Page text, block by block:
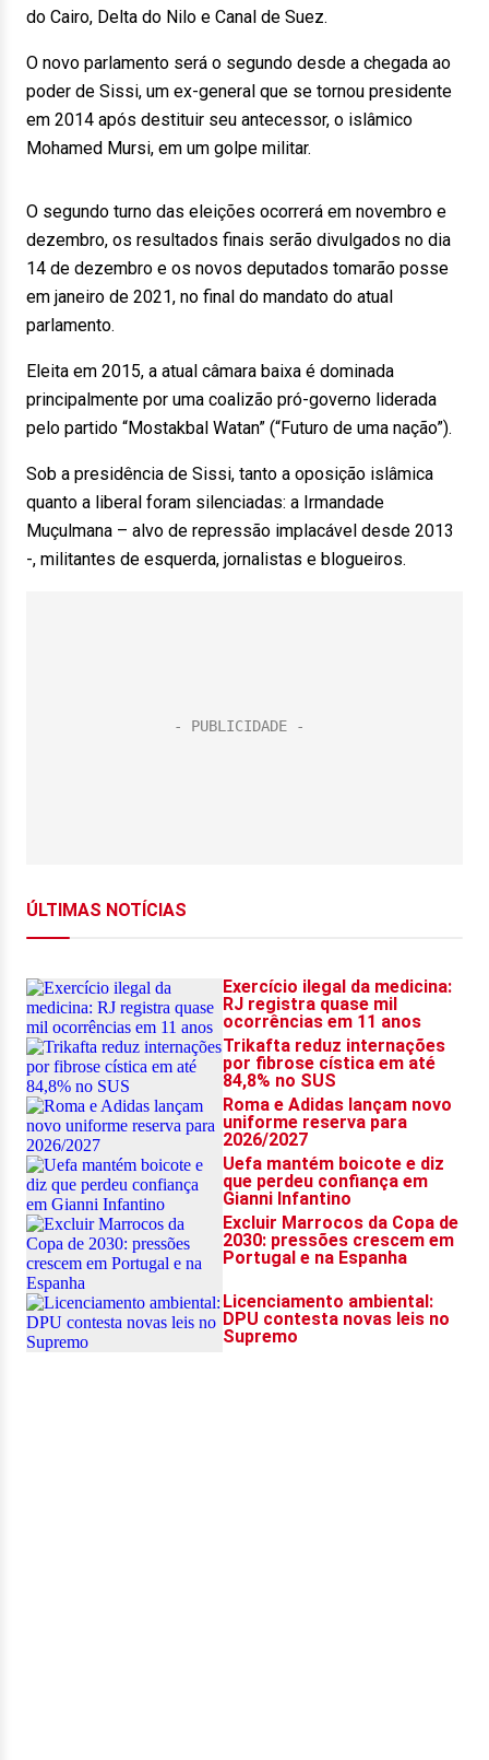
do Cairo, Delta do Nilo e Canal de Suez.
O novo parlamento será o segundo desde a chegada ao
poder de Sissi, um ex-general que se tornou presidente
em 2014 após destituir seu antecessor, o islâmico
Mohamed Mursi, em um golpe militar.
O segundo turno das eleições ocorrerá em novembro e
dezembro, os resultados finais serão divulgados no dia
14 de dezembro e os novos deputados tomarão posse
em janeiro de 2021, no final do mandato do atual
parlamento.
Eleita em 2015, a atual câmara baixa é dominada
principalmente por uma coalizão pró-governo liderada
pelo partido “Mostakbal Watan” (“Futuro de uma nação”).
Sob a presidência de Sissi, tanto a oposição islâmica
quanto a liberal foram silenciadas: a Irmandade
Muçulmana – alvo de repressão implacável desde 2013
-, militantes de esquerda, jornalistas e blogueiros.